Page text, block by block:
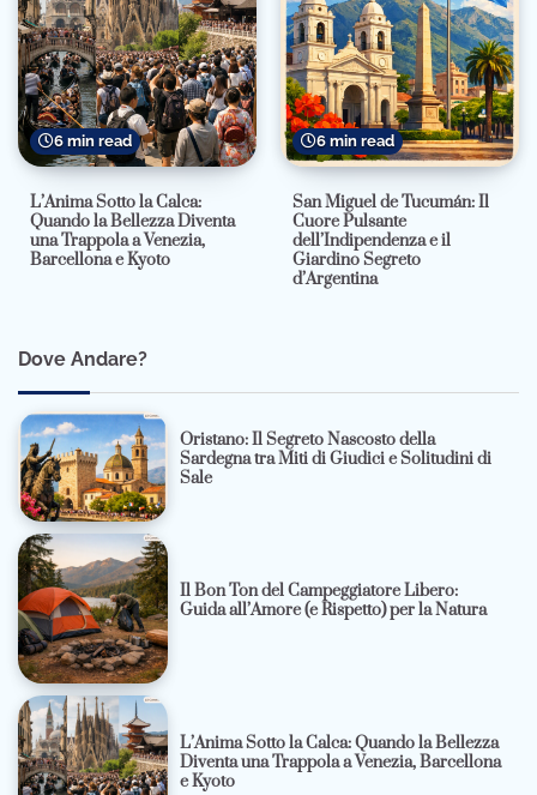
6 min read
L’Anima Sotto la Calca:
Quando la Bellezza Diventa
una Trappola a Venezia,
Barcellona e Kyoto
6 min read
San Miguel de Tucumán: Il
Cuore Pulsante
dell’Indipendenza e il
Giardino Segreto
d’Argentina
Dove Andare?
Oristano: Il Segreto Nascosto della
Sardegna tra Miti di Giudici e Solitudini di
Sale
Il Bon Ton del Campeggiatore Libero:
Guida all’Amore (e Rispetto) per la Natura
L’Anima Sotto la Calca: Quando la Bellezza
Diventa una Trappola a Venezia, Barcellona
e Kyoto